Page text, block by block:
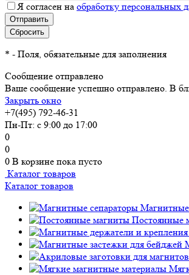
Я согласен на обработку персональных
* - Поля, обязательные для заполнения
Сообщение отправлено
Ваше сообщение успешно отправлено. В
Закрыть окно
+7(495) 792-46-31
Пн-Пт: с 9:00 до 17:00
0
0
0 В корзине пока пусто
Каталог товаров
Каталог товаров
Магнитные
Постоянные